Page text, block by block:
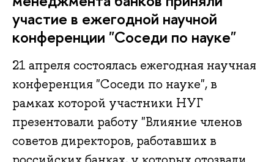
участие в ежегодной научной
конференции "Соседи по науке"
21 апреля состоялась ежегодная научная
конференция "Соседи по науке", в
рамках которой участники НУГ
презентовали работу "Влияние членов
советов директоров, работавших в